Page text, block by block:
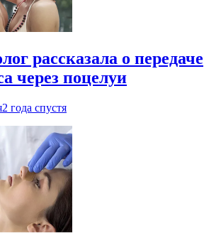
рассказала о передаче
через поцелуи
2 года спустя